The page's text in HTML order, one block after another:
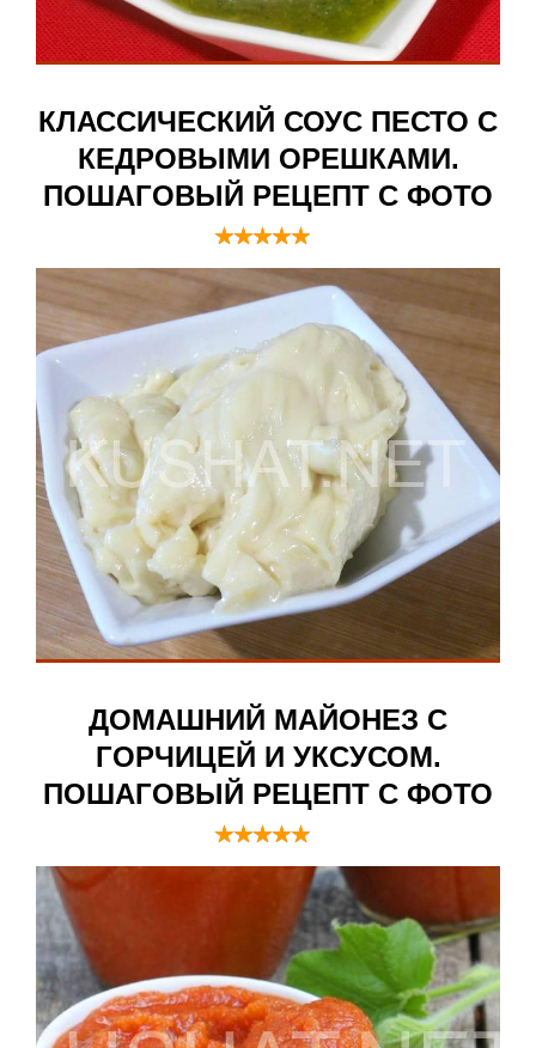
КЛАССИЧЕСКИЙ СОУС ПЕСТО С
КЕДРОВЫМИ ОРЕШКАМИ.
ПОШАГОВЫЙ РЕЦЕПТ С ФОТО
ДОМАШНИЙ МАЙОНЕЗ С
ГОРЧИЦЕЙ И УКСУСОМ.
ПОШАГОВЫЙ РЕЦЕПТ С ФОТО